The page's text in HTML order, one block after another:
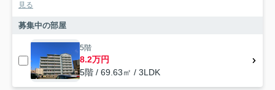
見る
募集中の部屋
5階
8.2万円
5階 / 69.63㎡ / 3LDK